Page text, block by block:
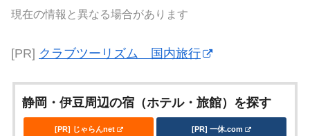
現在の情報と異なる場合があります
[PR] クラブツーリズム 国内旅行
静岡・伊豆周辺の宿（ホテル・旅館）を探す
[PR] じゃらんnet [PR] 一休.com